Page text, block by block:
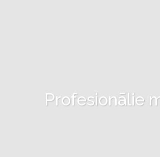
Profesionālie